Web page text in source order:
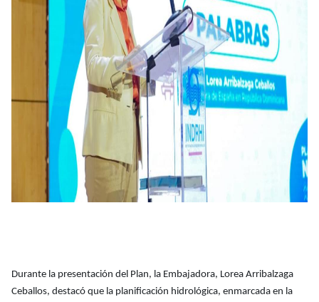
Durante la presentación del Plan, la Embajadora, Lorea Arribalzaga
Ceballos, destacó que la planificación hidrológica, enmarcada en la